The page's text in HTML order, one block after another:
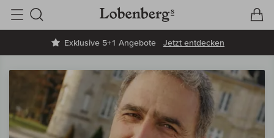
Exklusive 5+1 Angebote Jetzt entdecken
Suche